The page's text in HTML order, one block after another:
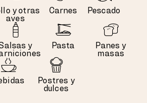
y otras
aves
Carnes Pescado
y
Pasta
Panes y
masas
Postres y
dulces